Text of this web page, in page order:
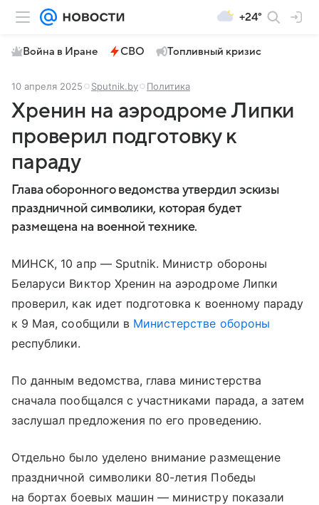
+24°
Война в Иране СВО Топливный кризис
10 апреля 2025 Sputnik.by Политика
Хренин на аэродроме Липки
проверил подготовку к
параду
Глава оборонного ведомства утвердил эскизы
праздничной символики, которая будет
размещена на военной технике.
МИНСК, 10 апр — Sputnik. Министр обороны
Беларуси Виктор Хренин на аэродроме Липки
проверил, как идет подготовка к военному параду
к 9 Мая, сообщили в Министерстве обороны
республики.
По данным ведомства, глава министерства
сначала пообщался с участниками парада, а затем
заслушал предложения по его проведению.
Отдельно было уделено внимание размещение
праздничной символики 80-летия Победы
на бортах боевых машин — министру показали